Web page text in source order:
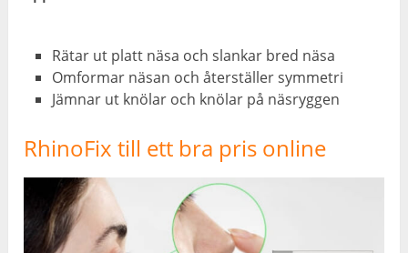
Rätar ut platt näsa och slankar bred näsa
Omformar näsan och återställer symmetri
Jämnar ut knölar och knölar på näsryggen
RhinoFix till ett bra pris online